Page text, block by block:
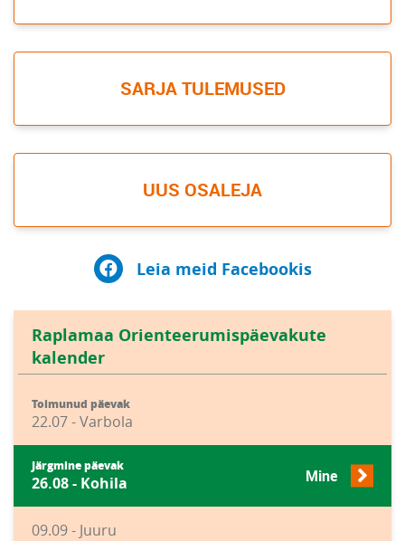
SARJA TULEMUSED
UUS OSALEJA
Leia meid Facebookis
Raplamaa Orienteerumispäevakute
kalender
Toimunud päevak
22.07 - Varbola
Järgmine päevak
26.08 - Kohila Mine
09.09 - Juuru